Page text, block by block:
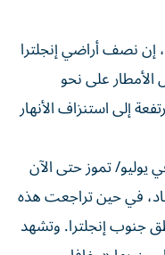
إن نصف أراضي إنجلترا
على نحو
إلى استنزاف الأنهار
تموز حتى الآن
‌في حين تراجعت هذه
جنوب إنجلترا. وتشهد
«جفافا